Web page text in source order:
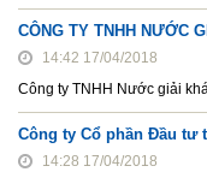
CÔNG TY TNHH NƯỚC
14:42 17/04/2018
Công ty TNHH Nước giải
Công ty Cổ phần Đầu tư
14:28 17/04/2018